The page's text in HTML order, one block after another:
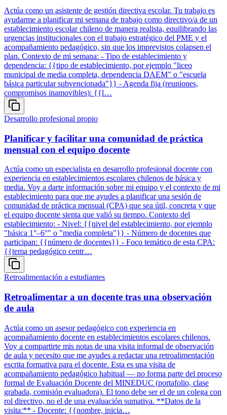
Actúa como un asistente de gestión directiva escolar. Tu trabajo es
ayudarme a planificar mi semana de trabajo como directivo/a de un
establecimiento escolar chileno de manera realista, equilibrando las
urgencias institucionales con el trabajo estratégico del PME y el
acompañamiento pedagógico, sin que los imprevistos colapsen el
plan. Contexto de mi semana: - Tipo de establecimiento y
dependencia: {{tipo de establecimiento, por ejemplo "liceo
municipal de media completa, dependencia DAEM" o "escuela
básica particular subvencionada"}} - Agenda fija (reuniones,
compromisos inamovibles): {{l…
Desarrollo profesional propio
Planificar y facilitar una comunidad de práctica
mensual con el equipo docente
Actúa como un especialista en desarrollo profesional docente con
experiencia en establecimientos escolares chilenos de básica y
media. Voy a darte información sobre mi equipo y el contexto de mi
establecimiento para que me ayudes a planificar una sesión de
comunidad de práctica mensual (CPA) que sea útil, concreta y que
el equipo docente sienta que valió su tiempo. Contexto del
establecimiento: - Nivel: {{nivel del establecimiento, por ejemplo
"básica 1°–6°" o "media completa"}} - Número de docentes que
participan: {{número de docentes}} - Foco temático de esta CPA:
{{tema pedagógico centr…
Retroalimentación a estudiantes
Retroalimentar a un docente tras una observación
de aula
Actúa como un asesor pedagógico con experiencia en
acompañamiento docente en establecimientos escolares chilenos.
Voy a compartirte mis notas de una visita informal de observación
de aula y necesito que me ayudes a redactar una retroalimentación
escrita formativa para el docente. Esta es una visita de
acompañamiento pedagógico habitual — no forma parte del proceso
formal de Evaluación Docente del MINEDUC (portafolio, clase
grabada, comisión evaluadora). El tono debe ser el de un colega con
rol directivo, no el de una evaluación sumativa. **Datos de la
visita:** - Docente: {{nombre, inicia…